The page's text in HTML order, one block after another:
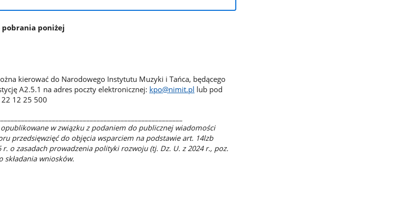
pobrania poniżej
kierować do Narodowego Instytutu Muzyki i Tańca, będącego
A2.5.1 na adres poczty elektronicznej: kpo@nimit.pl lub pod
12 25 500
opublikowane w związku z podaniem do publicznej wiadomości
przedsięwzięć do objęcia wsparciem na podstawie art. 14lzb
o zasadach prowadzenia polityki rozwoju (tj. Dz. U. z 2024 r., poz.
składania wniosków.